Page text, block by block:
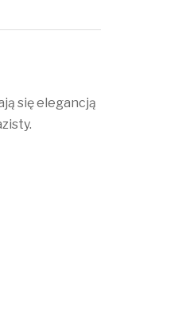
się elegancją